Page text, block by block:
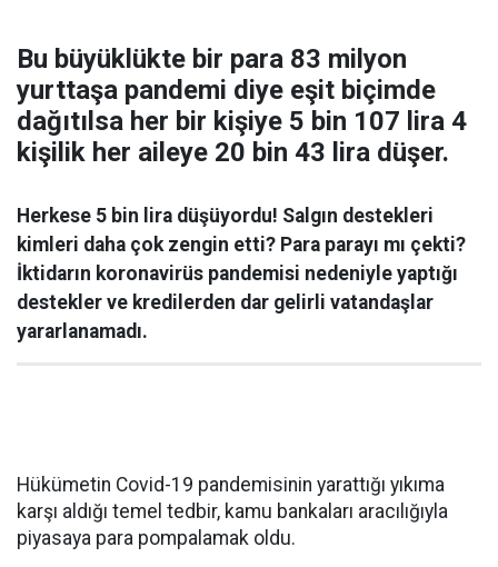
Bu büyüklükte bir para 83 milyon
yurttaşa pandemi diye eşit biçimde
dağıtılsa her bir kişiye 5 bin 107 lira 4
kişilik her aileye 20 bin 43 lira düşer.
Herkese 5 bin lira düşüyordu! Salgın destekleri
kimleri daha çok zengin etti? Para parayı mı çekti?
İktidarın koronavirüs pandemisi nedeniyle yaptığı
destekler ve kredilerden dar gelirli vatandaşlar
yararlanamadı.
Hükümetin Covid-19 pandemisinin yarattığı yıkıma
karşı aldığı temel tedbir, kamu bankaları aracılığıyla
piyasaya para pompalamak oldu.